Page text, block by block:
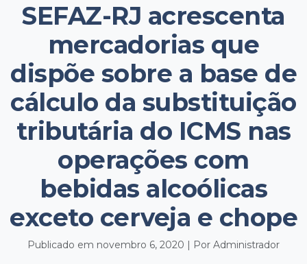
SEFAZ-RJ acrescenta
mercadorias que
dispõe sobre a base de
cálculo da substituição
tributária do ICMS nas
operações com
bebidas alcoólicas
exceto cerveja e chope
Publicado em novembro 6, 2020 | Por Administrador